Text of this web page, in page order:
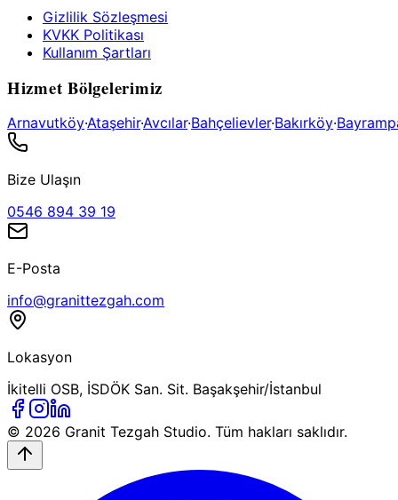
Gizlilik Sözleşmesi
KVKK Politikası
Kullanım Şartları
Hizmet Bölgelerimiz
Arnavutköy·Ataşehir·Avcılar·Bahçelievler·Bakırköy·
Bize Ulaşın
0546 894 39 19
E-Posta
info@granittezgah.com
Lokasyon
İkitelli OSB, İSDÖK San. Sit. Başakşehir/İstanbul
© 2026 Granit Tezgah Studio. Tüm hakları saklıdır.